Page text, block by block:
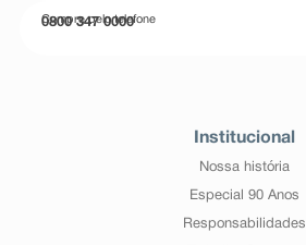
Compre pelo telefone
0800 347 0000
Institucional
Nossa história
Especial 90 Anos
Responsabilidades